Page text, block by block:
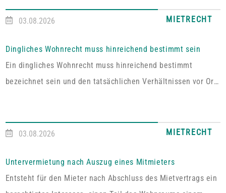
03.08.2026 MIETRECHT
Dingliches Wohnrecht muss hinreichend bestimmt sein
Ein dingliches Wohnrecht muss hinreichend bestimmt
bezeichnet sein und den tatsächlichen Verhältnissen vor Ort
Oberlandesgericht Zweibrücken entschiedenen Fall umfasste
alleinige ausschließliche Benutzung der abgeschlossenen
Wohnung im Dachgeschoss“. Tatsächlich handelt es sich bei
03.08.2026 MIETRECHT
Untervermietung nach Auszug eines Mitmieters
Entsteht für den Mieter nach Abschluss des Mietvertrags ein